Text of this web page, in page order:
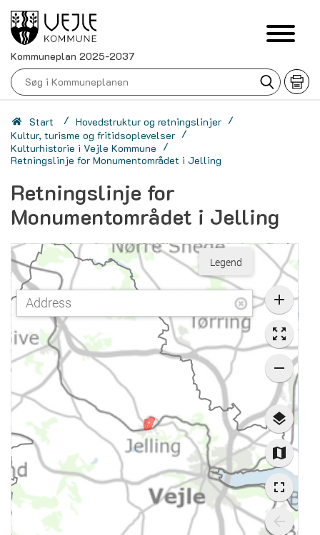
Kommuneplan 2025-2037
Start / Hovedstruktur og retningslinjer /
Kultur, turisme og fritidsoplevelser /
Kulturhistorie i Vejle Kommune /
Retningslinje for Monumentområdet i Jelling
Retningslinje for
Monumentområdet i Jelling